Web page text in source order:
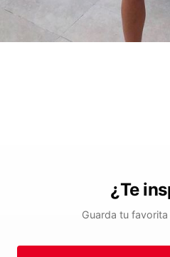
¿Te
Guarda tu